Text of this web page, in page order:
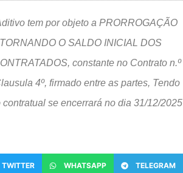
tem por objeto a PRORROGAÇÃO
O SALDO INICIAL DOS
constante no Contrato n.º
4º, firmado entre as partes, Tendo
se encerrará no dia 31/12/2025
TWITTER WHATSAPP TELEGRAM